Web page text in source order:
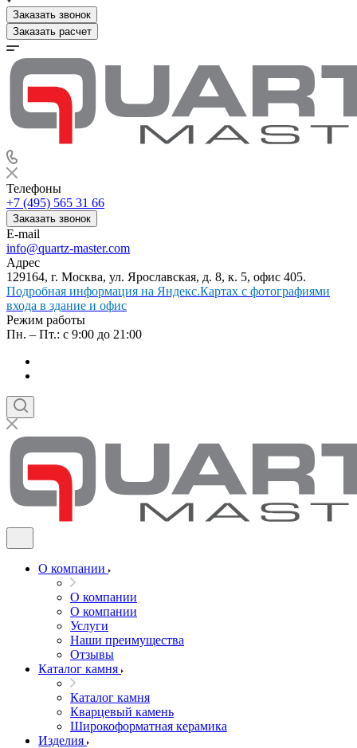
Заказать звонок
Заказать расчет
Телефоны
+7 (495) 565 31 66
Заказать звонок
E-mail
info@quartz-master.com
Адрес
129164, г. Москва, ул. Ярославская, д. 8, к. 5, офис 405.
Подробная информация на Яндекс.Картах с фотографиями
входа в здание и офис
Режим работы
Пн. – Пт.: с 9:00 до 21:00
О компании
О компании
О компании
Услуги
Наши преимущества
Отзывы
Каталог камня
Каталог камня
Кварцевый камень
Широкоформатная керамика
Изделия